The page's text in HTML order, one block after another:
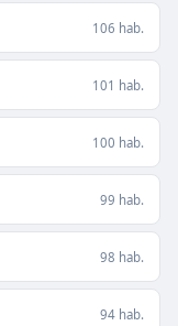
106 hab.
101 hab.
100 hab.
99 hab.
98 hab.
94 hab.